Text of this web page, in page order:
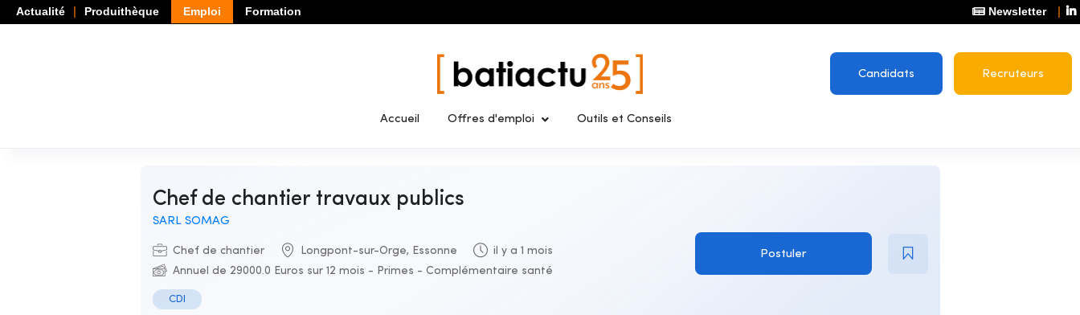
Actualité Produithèque Emploi Formation Newsletter
Candidats Recruteurs
Accueil Offres d'emploi Outils et Conseils
Chef de chantier travaux publics
SARL SOMAG
Chef de chantier Longpont-sur-Orge, Essonne
il y a 1 mois
Annuel de 29000.0 Euros sur 12 mois - Primes - Complémentaire santé
CDI
Postuler